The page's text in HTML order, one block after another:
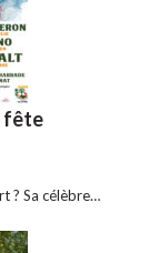
fête
? Sa célèbre…